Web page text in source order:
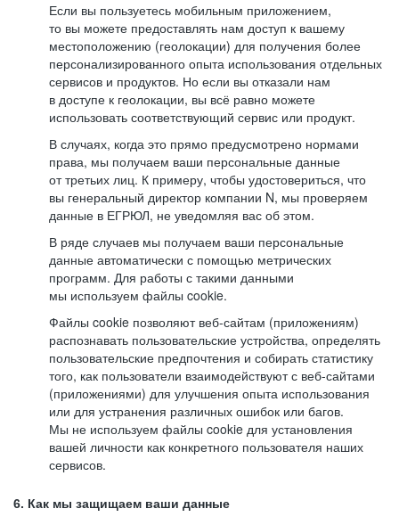
Если вы пользуетесь мобильным приложением,
то вы можете предоставлять нам доступ к вашему
местоположению (геолокации) для получения более
персонализированного опыта использования отдельных
сервисов и продуктов. Но если вы отказали нам
в доступе к геолокации, вы всё равно можете
использовать соответствующий сервис или продукт.
В случаях, когда это прямо предусмотрено нормами
права, мы получаем ваши персональные данные
от третьих лиц. К примеру, чтобы удостовериться, что
вы генеральный директор компании N, мы проверяем
данные в ЕГРЮЛ, не уведомляя вас об этом.
В ряде случаев мы получаем ваши персональные
данные автоматически с помощью метрических
программ. Для работы с такими данными
мы используем файлы cookie.
Файлы cookie позволяют веб-сайтам (приложениям)
распознавать пользовательские устройства, определять
пользовательские предпочтения и собирать статистику
того, как пользователи взаимодействуют с веб-сайтами
(приложениями) для улучшения опыта использования
или для устранения различных ошибок или багов.
Мы не используем файлы cookie для установления
вашей личности как конкретного пользователя наших
сервисов.
6. Как мы защищаем ваши данные